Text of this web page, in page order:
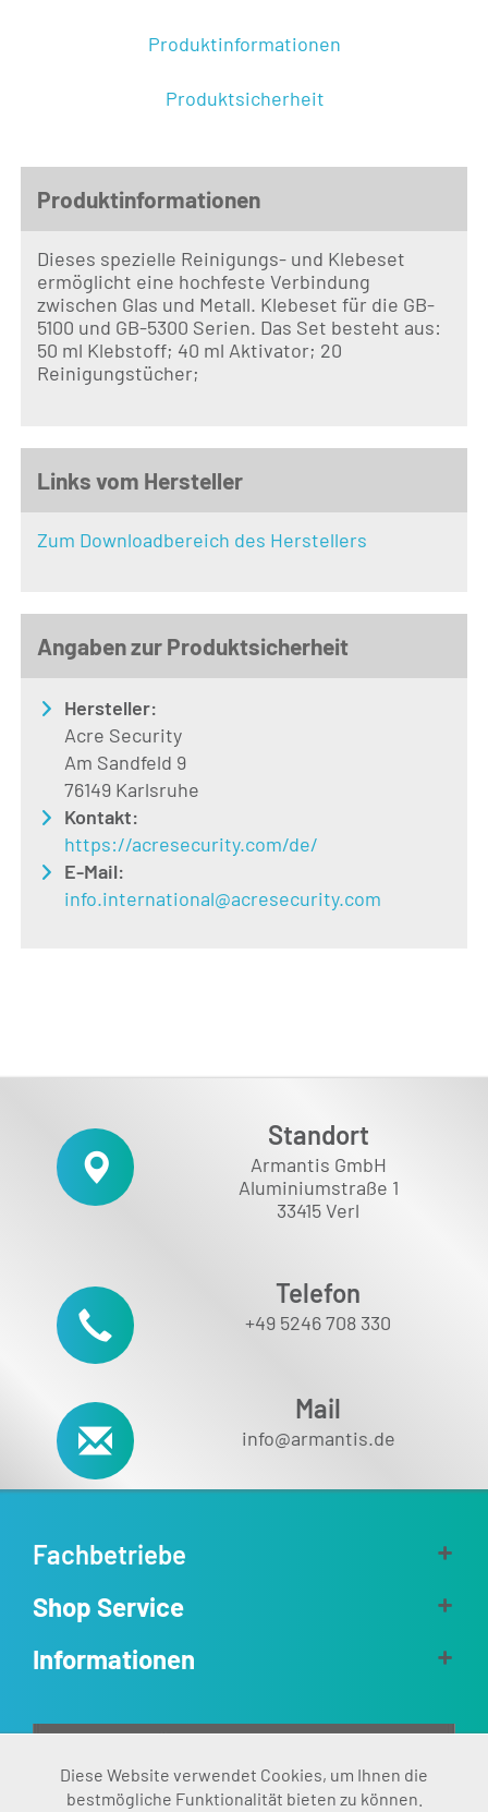
Produktinformationen
Produktsicherheit
Produktinformationen
Dieses spezielle Reinigungs- und Klebeset
ermöglicht eine hochfeste Verbindung
zwischen Glas und Metall. Klebeset für die GB-
5100 und GB-5300 Serien. Das Set besteht aus:
50 ml Klebstoff; 40 ml Aktivator; 20
Reinigungstücher;
Links vom Hersteller
Zum Downloadbereich des Herstellers
Angaben zur Produktsicherheit
Hersteller:
Acre Security
Am Sandfeld 9
76149 Karlsruhe
Kontakt:
https://acresecurity.com/de/
E-Mail:
info.international@acresecurity.com
Standort
Armantis GmbH
Aluminiumstraße 1
33415 Verl
Telefon
+49 5246 708 330
Mail
info@armantis.de
Fachbetriebe
Shop Service
Informationen
Funktionale Aktiv
Diese Website verwendet Cookies, um Ihnen die
bestmögliche Funktionalität bieten zu können.